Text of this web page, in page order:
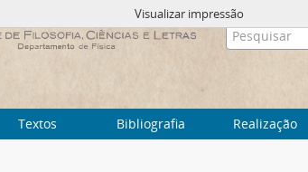
Textos Bibliografia Realização
Visualizar impressão